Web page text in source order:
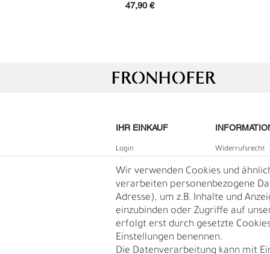
G E
47,90 €
IHR EINKAUF
Login
B2B Login
Registrieren
Wunschliste
Warenkorb
Kasse
Widerrufs­recht
Impressum
AGB
Blog
Vertrag
Wir verwenden Cookies und
verarbeiten personenbezogene
Adresse), um z.B. Inhalte und
einzubinden oder Zugriffe auf
erfolgt erst durch gesetzte
Einstellungen benennen.
Die Datenverarbeitung kann mit